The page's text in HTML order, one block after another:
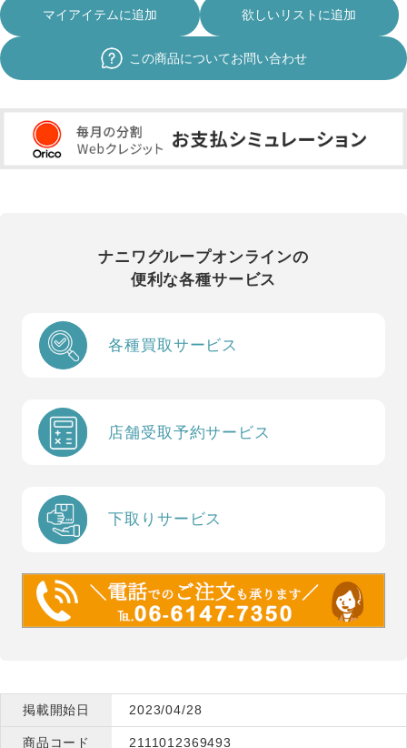
マイアイテムに追加 欲しいリストに追加
この商品についてお問い合わせ
ナニワグループオンラインの
便利な各種サービス
各種買取サービス
店舗受取予約サービス
下取りサービス
掲載開始日 2023/04/28
商品コード 2111012369493